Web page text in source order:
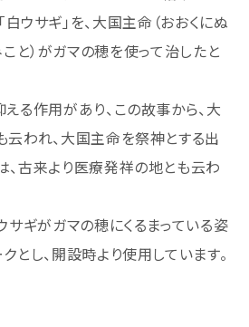
白ウサギ」を、大国主命（おおくにぬ
と）がガマの穂を使って治したと
る作用があり、この故事から、大
われ、大国主命を祭神とする出
古来より医療発祥の地とも云わ
サギがガマの穂にくるまっている姿
とし、開設時より使用しています。